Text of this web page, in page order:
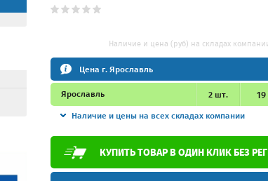
Наличие и цена (руб) на складах
Цена г. Ярославль
Ярославль 2 шт.
Наличие и цены на всех складах компании
КУПИТЬ ТОВАР В ОДИН КЛИК БЕЗ